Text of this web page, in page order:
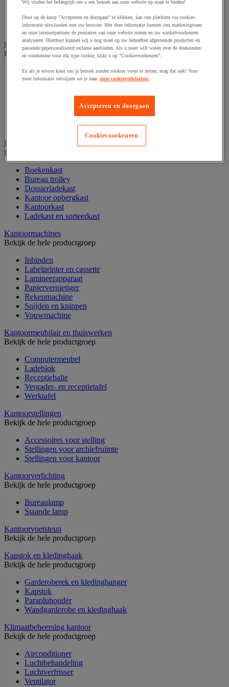
Schriften, notitieblokken en memoblaadjes
Schrijfwaren
Kantoordecoratie
Bekijk de hele productgroep
Feestartikel
Klok
Lijst- en ophangsysteem
Kantoorkast en opbergruimte
Bekijk de hele productgroep
Boekenkast
Bureau trolley
Dossierladekast
Kantoor opbergkast
Kantoorkast
Ladekast en sorteerkast
Kantoormachines
Bekijk de hele productgroep
Inbinden
Labelprinter en cassette
Lamineerapparaat
Papiervernietiger
Rekenmachine
Snijden en knippen
Vouwmachine
Kantoormeubilair en thuiswerken
Bekijk de hele productgroep
Computermeubel
Ladeblok
Receptiebalie
Vergader- en receptietafel
Werktafel
Kantoorstellingen
Bekijk de hele productgroep
Accessoires voor stelling
Stellingen voor archiefruimte
Stellingen voor kantoor
Kantoorverlichting
Bekijk de hele productgroep
Bureaulamp
Staande lamp
Kantoorvoetsteun
Bekijk de hele productgroep
Kapstok en kledinghaak
Bekijk de hele productgroep
Garderoberek en kledinghanger
Kapstok
Parapluhouder
Wandgarderobe en kledinghaak
Klimaatbeheersing kantoor
Bekijk de hele productgroep
Airconditioner
Luchtbehandeling
Luchtverfrisser
Ventilator
Wij vinden het belangrijk om u een bezoek aan onze website op maat te bieden!
Door op de knop "Accepteren en doorgaan" te klikken, kan ons platform via cookies
informatie uitwisselen met uw browser. Met deze informatie kunnen ons marketingteam
en onze internetpartners de prestaties van onze website meten en uw winkelvoorkeuren
analyseren. Hierdoor kunnen wij u nog meer op uw behoeften afgestemde producten en
passende/gepersonaliseerd reclame aanbieden. Als u meer wilt weten over de doeleinden
en voorkeuren voor elk type cookie, klikt u op "Cookievoorkeuren".
En als je ervoor kiest om je bezoek zonder cookies voort te zetten, mag dat ook! Voor
meer informatie verwijzen we je naar onze cookieverklaring.
Accepteren en doorgaan
Cookievoorkeuren